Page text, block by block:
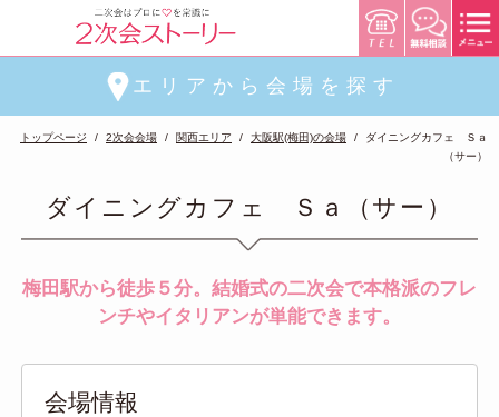
エリアから会場を探す
トップページ 2次会会場 関西エリア 大阪駅(梅田)の会場
ダイニングカフェ Ｓａ
（サー）
ダイニングカフェ Ｓａ（サー）
梅田駅から徒歩５分。結婚式の二次会で本格派のフレ
ンチやイタリアンが単能できます。
会場情報